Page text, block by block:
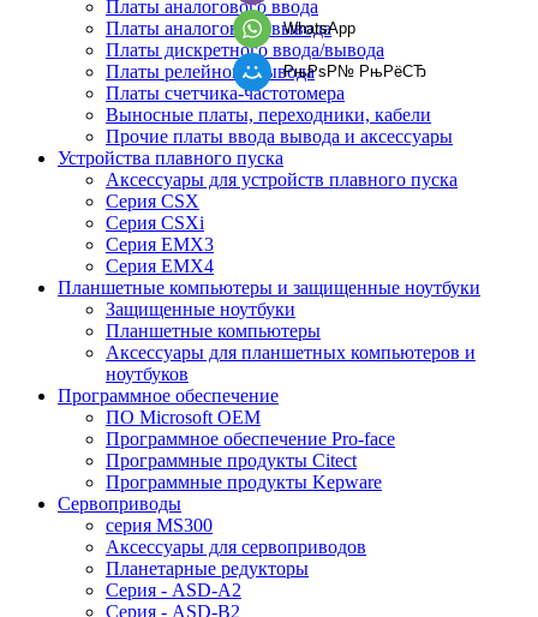
Платы аналогового ввода
Платы аналогового вывода
Платы дискретного ввода/вывода
Платы релейного вывода
Платы счетчика-частотомера
Выносные платы, переходники, кабели
Прочие платы ввода вывода и аксессуары
Устройства плавного пуска
Аксессуары для устройств плавного пуска
Серия CSX
Серия CSXi
Серия EMX3
Серия EMX4
Планшетные компьютеры и защищенные ноутбуки
Защищенные ноутбуки
Планшетные компьютеры
Аксессуары для планшетных компьютеров и
ноутбуков
Программное обеспечение
ПО Microsoft OEM
Программное обеспечение Pro-face
Программные продукты Citect
Программные продукты Kepware
Сервоприводы
серия MS300
Аксессуары для сервоприводов
Планетарные редукторы
Серия - ASD-A2
Серия - ASD-B2
WhatsApp
РњРѕР№ РњРёСЂ